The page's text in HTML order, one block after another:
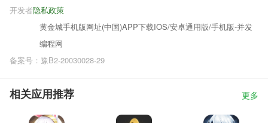
隐私政策
开发者
黄金城手机版网址(中国)APP下载IOS/安卓通用版/手机版-并发
编程网
备案号：豫B2-20030028-29
相关应用推荐 更多